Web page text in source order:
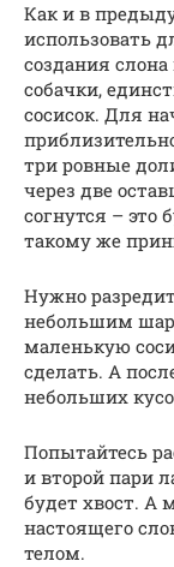
Как и в
использовать
создания
собачки,
сосисок. Для
три ровные
через две
согнутся – это
такому же
Нужно
небольшим
маленькую
сделать. А
небольших
Попытайтесь
и второй пари
будет хвост. А
настоящего
телом.